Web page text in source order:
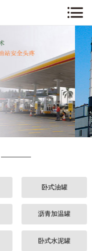
卧式油罐
沥青加温罐
卧式水泥罐